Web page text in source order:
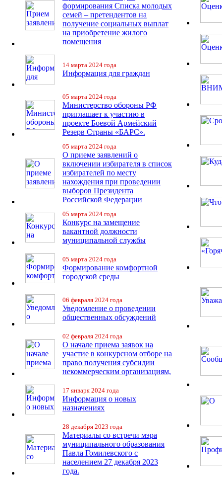
формирования Списка молодых
семей – претендентов на
получение социальных выплат
на приобретение жилого
помещения
14 марта 2024 года
Информация для граждан
05 марта 2024 года
Министерство обороны РФ
приглашает к участию в
проекте Боевой Армейский
Резерв Страны «БАРС».
05 марта 2024 года
О приеме заявлений о
включении избирателя в список
избирателей по месту
нахождения при проведении
выборов Президента
Российской Федерации
05 марта 2024 года
Конкурс на замещение
вакантной должности
муниципальной службы
05 марта 2024 года
Формирование комфортной
городской среды
06 февраля 2024 года
Уведомление о проведении
общественных обсуждений
02 февраля 2024 года
О начале приема заявок на
участие в конкурсном отборе на
право получения субсидии
некоммерческим организациям,
17 января 2024 года
Информация о новых
назначениях
28 декабря 2023 года
Материалы со встречи мэра
муниципального образования
Павла Гомилевского с
населением 27 декабря 2023
года.